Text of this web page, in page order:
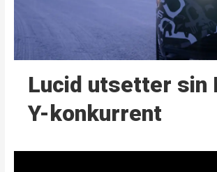
Lucid utsetter sin
Y-konkurrent